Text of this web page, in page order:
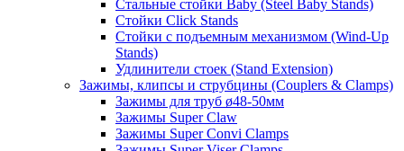
Стальные стойки Baby (Steel Baby Stands)
Стойки Click Stands
Стойки с подъемным механизмом (Wind-Up
Stands)
Удлинители стоек (Stand Extension)
Зажимы, клипсы и струбцины (Couplers & Clamps)
Зажимы для труб ø48-50мм
Зажимы Super Claw
Зажимы Super Convi Clamps